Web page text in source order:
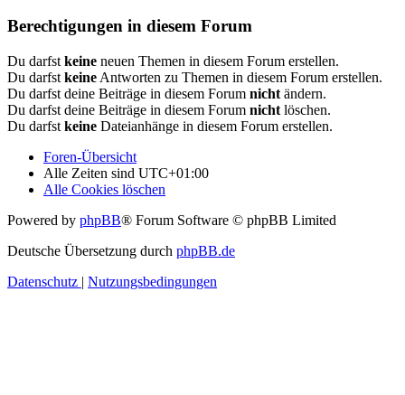
Berechtigungen in diesem Forum
Du darfst keine neuen Themen in diesem Forum erstellen.
Du darfst keine Antworten zu Themen in diesem Forum erstellen.
Du darfst deine Beiträge in diesem Forum nicht ändern.
Du darfst deine Beiträge in diesem Forum nicht löschen.
Du darfst keine Dateianhänge in diesem Forum erstellen.
Foren-Übersicht
Alle Zeiten sind UTC+01:00
Alle Cookies löschen
Powered by phpBB® Forum Software © phpBB Limited
Deutsche Übersetzung durch phpBB.de
Datenschutz | Nutzungsbedingungen